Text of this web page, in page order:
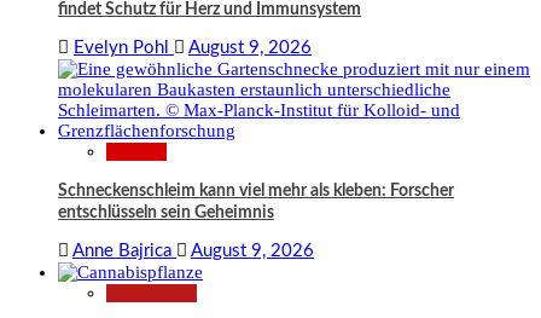
findet Schutz für Herz und Immunsystem
Evelyn Pohl August 9, 2026
Schneckenschleim kann viel mehr als kleben: Forscher
entschlüsseln sein Geheimnis
Anne Bajrica August 9, 2026